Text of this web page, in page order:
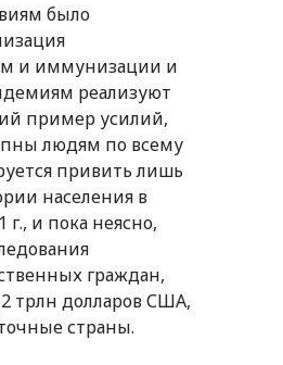
было
и иммунизации и
реализуют
пример усилий,
людям по всему
привить лишь
населения в
и пока неясно,
граждан,
трлн долларов США,
страны.